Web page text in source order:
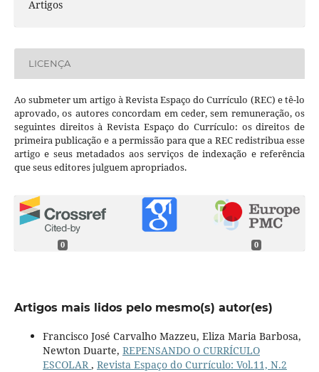
Artigos
LICENÇA
Ao submeter um artigo à Revista Espaço do Currículo (REC) e tê-lo
aprovado, os autores concordam em ceder, sem remuneração, os
seguintes direitos à Revista Espaço do Currículo: os direitos de
primeira publicação e a permissão para que a REC redistribua esse
artigo e seus metadados aos serviços de indexação e referência
que seus editores julguem apropriados.
0 0
Artigos mais lidos pelo mesmo(s) autor(es)
Francisco José Carvalho Mazzeu, Eliza Maria Barbosa,
Newton Duarte, REPENSANDO O CURRÍCULO
ESCOLAR, Revista Espaço do Currículo: Vol.11, N.2